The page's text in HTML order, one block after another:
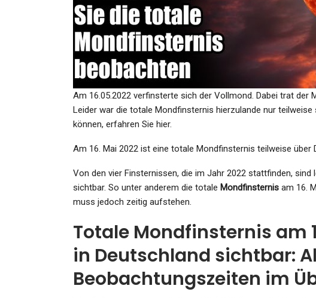
Am 16.05.2022 verfinsterte sich der Vollmond. Dabei trat der
Leider war die totale Mondfinsternis hierzulande nur
können, erfahren Sie hier.
Am 16. Mai 2022 ist eine totale Mondfinsternis teilweise über
Von den vier Finsternissen, die im Jahr 2022 stattfinden,
sichtbar. So unter anderem die totale Mondfinsternis am 16.
muss jedoch zeitig aufstehen.
Totale Mondfinsternis am
in Deutschland sichtbar:
Beobachtungszeiten im
„The Creator“ Im Kino: Mensch
Gegen Künstliche Intelligenz
Admin Sep 26, 2023
SPORT
Über 70 Millionen Euro Für…
Admin Jul 14, 2025